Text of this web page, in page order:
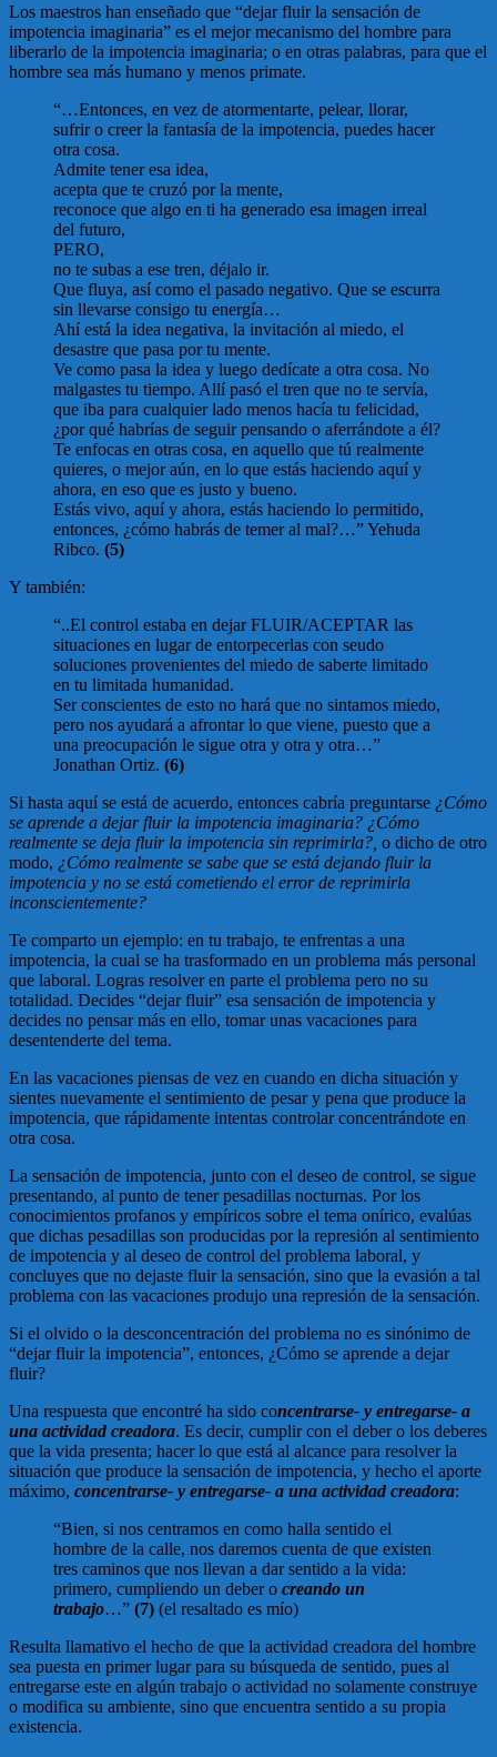
Los maestros han enseñado que “dejar fluir la sensación de
impotencia imaginaria” es el mejor mecanismo del hombre para
liberarlo de la impotencia imaginaria; o en otras palabras, para que el
hombre sea más humano y menos primate.
“…Entonces, en vez de atormentarte, pelear, llorar,
sufrir o creer la fantasía de la impotencia, puedes hacer
otra cosa.
Admite tener esa idea,
acepta que te cruzó por la mente,
reconoce que algo en ti ha generado esa imagen irreal
del futuro,
PERO,
no te subas a ese tren, déjalo ir.
Que fluya, así como el pasado negativo. Que se escurra
sin llevarse consigo tu energía…
Ahí está la idea negativa, la invitación al miedo, el
desastre que pasa por tu mente.
Ve como pasa la idea y luego dedícate a otra cosa. No
malgastes tu tiempo. Allí pasó el tren que no te servía,
que iba para cualquier lado menos hacía tu felicidad,
¿por qué habrías de seguir pensando o aferrándote a él?
Te enfocas en otras cosa, en aquello que tú realmente
quieres, o mejor aún, en lo que estás haciendo aquí y
ahora, en eso que es justo y bueno.
Estás vivo, aquí y ahora, estás haciendo lo permitido,
entonces, ¿cómo habrás de temer al mal?…” Yehuda
Ribco. (5)
Y también:
“..El control estaba en dejar FLUIR/ACEPTAR las
situaciones en lugar de entorpecerlas con seudo
soluciones provenientes del miedo de saberte limitado
en tu limitada humanidad.
Ser conscientes de esto no hará que no sintamos miedo,
pero nos ayudará a afrontar lo que viene, puesto que a
una preocupación le sigue otra y otra y otra…”
Jonathan Ortiz. (6)
Si hasta aquí se está de acuerdo, entonces cabría preguntarse ¿Cómo
se aprende a dejar fluir la impotencia imaginaria? ¿Cómo
realmente se deja fluir la impotencia sin reprimirla?, o dicho de otro
modo, ¿Cómo realmente se sabe que se está dejando fluir la
impotencia y no se está cometiendo el error de reprimirla
inconscientemente?
Te comparto un ejemplo: en tu trabajo, te enfrentas a una
impotencia, la cual se ha trasformado en un problema más personal
que laboral. Logras resolver en parte el problema pero no su
totalidad. Decides “dejar fluir” esa sensación de impotencia y
decides no pensar más en ello, tomar unas vacaciones para
desentenderte del tema.
En las vacaciones piensas de vez en cuando en dicha situación y
sientes nuevamente el sentimiento de pesar y pena que produce la
impotencia, que rápidamente intentas controlar concentrándote en
otra cosa.
La sensación de impotencia, junto con el deseo de control, se sigue
presentando, al punto de tener pesadillas nocturnas. Por los
conocimientos profanos y empíricos sobre el tema onírico, evalúas
que dichas pesadillas son producidas por la represión al sentimiento
de impotencia y al deseo de control del problema laboral, y
concluyes que no dejaste fluir la sensación, sino que la evasión a tal
problema con las vacaciones produjo una represión de la sensación.
Si el olvido o la desconcentración del problema no es sinónimo de
“dejar fluir la impotencia”, entonces, ¿Cómo se aprende a dejar
fluir?
Una respuesta que encontré ha sido concentrarse- y entregarse- a
una actividad creadora. Es decir, cumplir con el deber o los deberes
que la vida presenta; hacer lo que está al alcance para resolver la
situación que produce la sensación de impotencia, y hecho el aporte
máximo, concentrarse- y entregarse- a una actividad creadora:
“Bien, si nos centramos en como halla sentido el
hombre de la calle, nos daremos cuenta de que existen
tres caminos que nos llevan a dar sentido a la vida:
primero, cumpliendo un deber o creando un
trabajo…” (7) (el resaltado es mío)
Resulta llamativo el hecho de que la actividad creadora del hombre
sea puesta en primer lugar para su búsqueda de sentido, pues al
entregarse este en algún trabajo o actividad no solamente construye
o modifica su ambiente, sino que encuentra sentido a su propia
existencia.